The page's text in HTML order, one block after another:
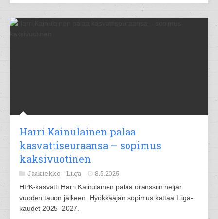
Harri Kainulainen palaa
kasvattiseuraansa – sopimus
kaksivuotinen
Jääkiekko - Liiga 8.5.2025
HPK-kasvatti Harri Kainulainen palaa oranssiin neljän
vuoden tauon jälkeen. Hyökkääjän sopimus kattaa Liiga-
kaudet 2025–2027.